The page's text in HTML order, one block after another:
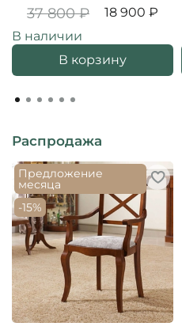
37 800 ₽
18 900 ₽
В наличии
В корзину
Распродажа
Предложение
месяца
-15%